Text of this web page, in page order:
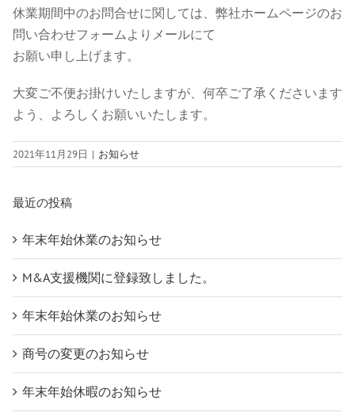
休業期間中のお問合せに関しては、弊社ホームページのお
問い合わせフォームよりメールにて
お願い申し上げます。
大変ご不便お掛けいたしますが、何卒ご了承くださいます
よう、よろしくお願いいたします。
2021年11月29日 | お知らせ
最近の投稿
年末年始休業のお知らせ
M&A支援機関に登録致しました。
年末年始休業のお知らせ
商号の変更のお知らせ
年末年始休暇のお知らせ